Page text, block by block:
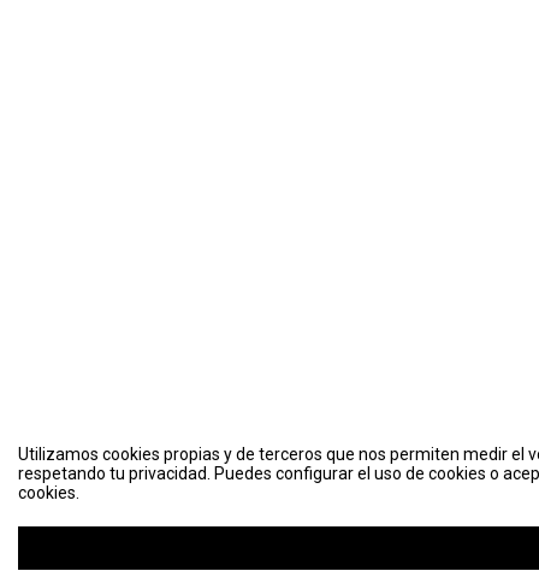
Utilizamos cookies propias y de terceros que nos permiten medir el
respetando tu privacidad. Puedes configurar el uso de cookies o
cookies.